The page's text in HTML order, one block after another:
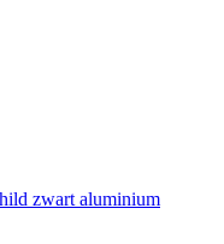
zwart aluminium